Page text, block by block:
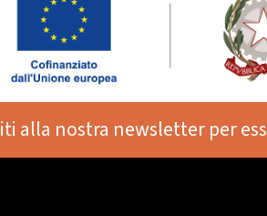
alla nostra newsletter per